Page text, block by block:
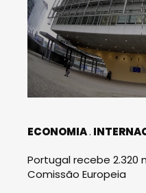
ECONOMIA
Portugal recebe 2.320
Comissão Europeia